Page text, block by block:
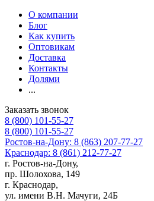
О компании
Блог
Как купить
Оптовикам
Доставка
Контакты
Долями
...
Заказать звонок
8 (800) 101-55-27
8 (800) 101-55-27
Ростов-на-Дону: 8 (863) 207-77-27
Краснодар: 8 (861) 212-77-27
г. Ростов-на-Дону,
пр. Шолохова, 149
г. Краснодар,
ул. имени В.Н. Мачуги, 24Б